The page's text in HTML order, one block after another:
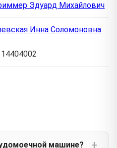
Эдуард Михайлович
Инна Соломоновна
машине?